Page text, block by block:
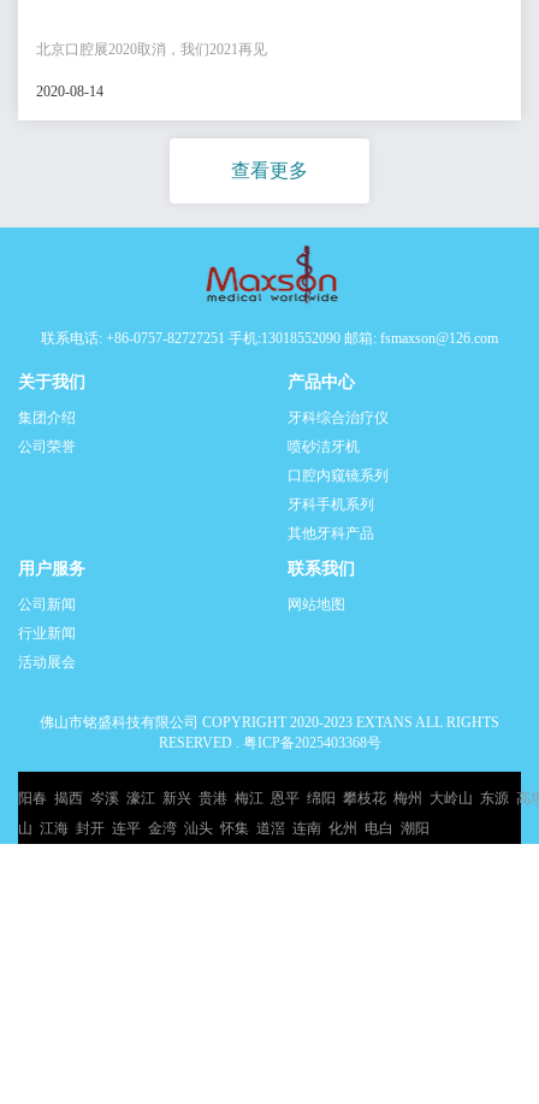
北京口腔展2020取消，我们2021再见
2020-08-14
查看更多
联系电话: +86-0757-82727251 手机:13018552090 邮箱: fsmaxson@126.com
关于我们
集团介绍
公司荣誉
产品中心
牙科综合治疗仪
喷砂洁牙机
口腔内窥镜系列
牙科手机系列
其他牙科产品
用户服务
公司新闻
行业新闻
活动展会
联系我们
网站地图
佛山市铭盛科技有限公司 COPYRIGHT 2020-2023 EXTANS ALL RIGHTS
RESERVED . 粤ICP备2025403368号
阳春 揭西 岑溪 濠江 新兴 贵港 梅江 恩平 绵阳 攀枝花 梅州 大岭山 东源 高
山 江海 封开 连平 金湾 汕头 怀集 道滘 连南 化州 电白 潮阳